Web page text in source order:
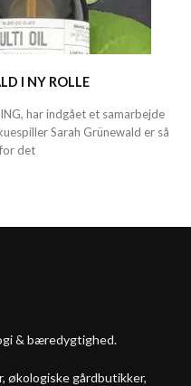
I NY ROLLE
har indgået et samarbejde
Sarah Grünewald er så
det
& bæredygtighed.
økologiske gårdbutikker,